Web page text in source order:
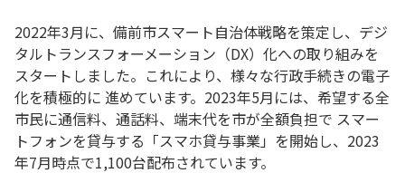
2022年3月に、備前市スマート自治体戦略を策定し、デジ
タルトランスフォーメーション（DX）化への取り組みを
スタートしました。これにより、様々な行政手続きの電子
化を積極的に 進めています。2023年5月には、希望する全
市民に通信料、通話料、端末代を市が全額負担で スマー
トフォンを貸与する「スマホ貸与事業」を開始し、2023
年7月時点で1,100台配布されています。